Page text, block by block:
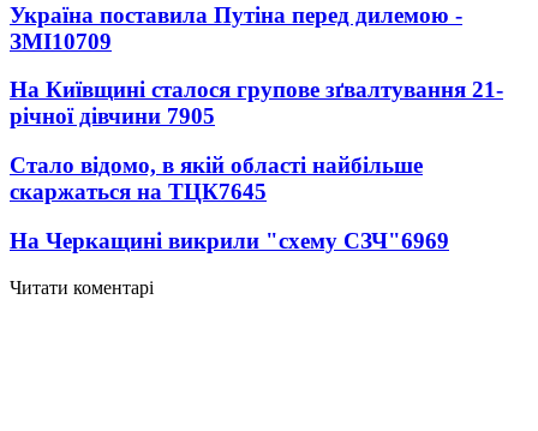
Україна поставила Путіна перед дилемою -
ЗМІ10709
На Київщині сталося групове зґвалтування 21-
річної дівчини 7905
Стало відомо, в якій області найбільше
скаржаться на ТЦК7645
На Черкащині викрили "схему СЗЧ"6969
Читати коментарі